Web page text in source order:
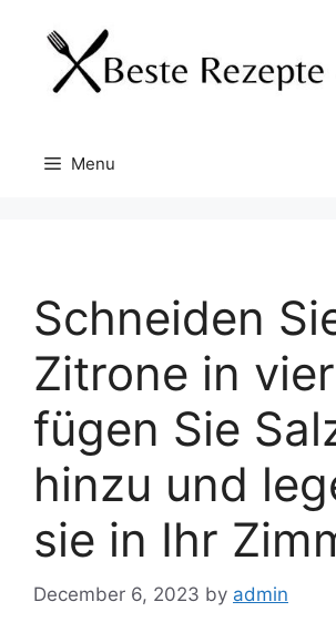
content
Menu
Schneiden
Zitrone in
fügen Sie
hinzu und
sie in Ihr
December 6, 2023 by admin